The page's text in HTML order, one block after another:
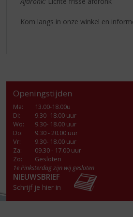
Kom langs in onze winkel en
Openingstijden
Ma:
13.00-18.00u
Di:
9.30- 18.00 uur
Wo:
9.30- 18.00 uur
Do:
9.30 - 20.00 uur
Vr:
9.30- 18.00 uur
Za:
09.30 - 17.00 uur
Zo:
Gesloten
1e Pinksterdag zijn wij gesloten
NIEUWSBRIEF
Schrijf je hier in